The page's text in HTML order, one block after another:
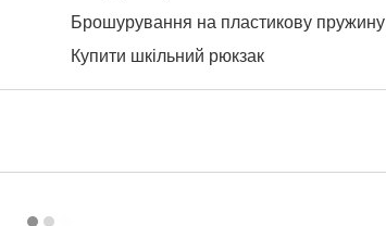
Брошурування на пластикову пружину
Купити шкільний рюкзак
Онлайн магазин косметика